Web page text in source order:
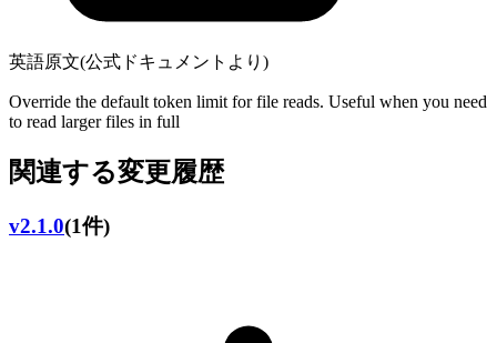
英語原文(公式ドキュメントより)
Override the default token limit for file reads. Useful when you need
to read larger files in full
関連する変更履歴
v2.1.0(1件)